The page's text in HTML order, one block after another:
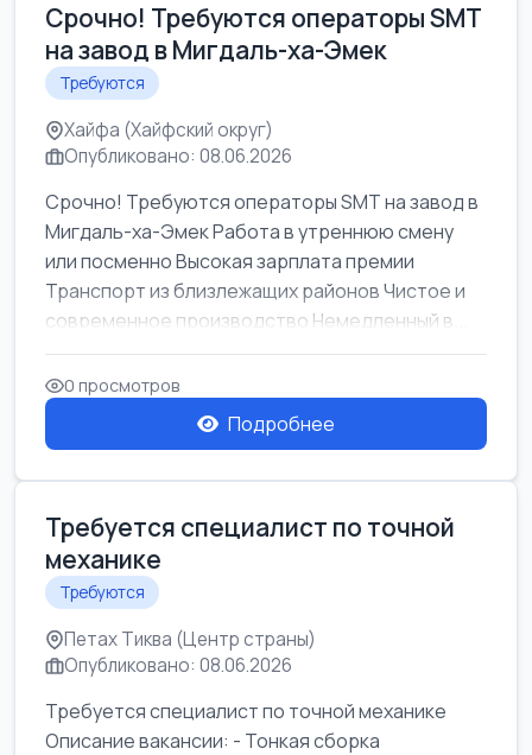
Срочно! Требуются операторы SMT
на завод в Мигдаль-ха-Эмек
Требуются
Хайфа (Хайфский округ)
Опубликовано: 08.06.2026
Срочно! Требуются операторы SMT на завод в
Мигдаль-ха-Эмек Работа в утреннюю смену
или посменно Высокая зарплата премии
Транспорт из близлежащих районов Чистое и
современное производство Немедленный в...
0 просмотров
Подробнее
Требуется специалист по точной
механике
Требуются
Петах Тиква (Центр страны)
Опубликовано: 08.06.2026
Требуется специалист по точной механике
Описание вакансии: - Тонкая сборка